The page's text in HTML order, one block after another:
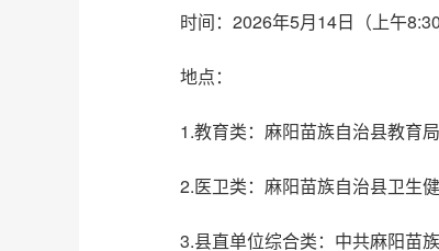
时间：2026年5月14日（上午
地点：
1.教育类：麻阳苗族自治县教
2.医卫类：麻阳苗族自治县卫生
3.县直单位综合类：中共麻阳苗